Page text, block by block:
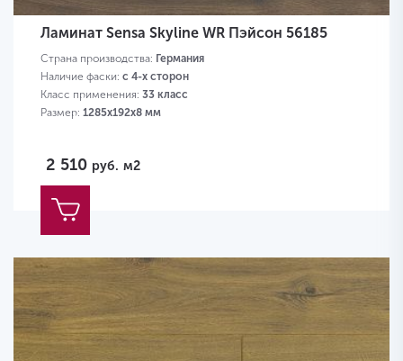
Ламинат Sensa Skyline WR Пэйсон 56185
Страна производства: Германия
Наличие фаски: с 4-х сторон
Класс применения: 33 класс
Размер: 1285х192х8 мм
2 510 руб. м2